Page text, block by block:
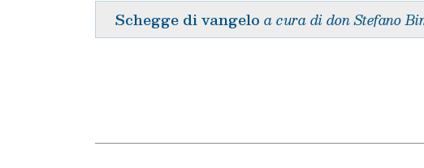
Schegge di vangelo a cura di don Stefano